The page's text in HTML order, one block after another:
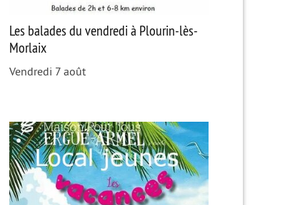
Les balades du vendredi à Plourin-lès-
Morlaix
Vendredi 7 août